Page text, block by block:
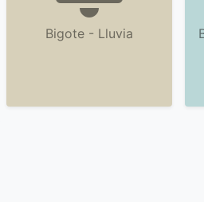
Bigote - Lluvia